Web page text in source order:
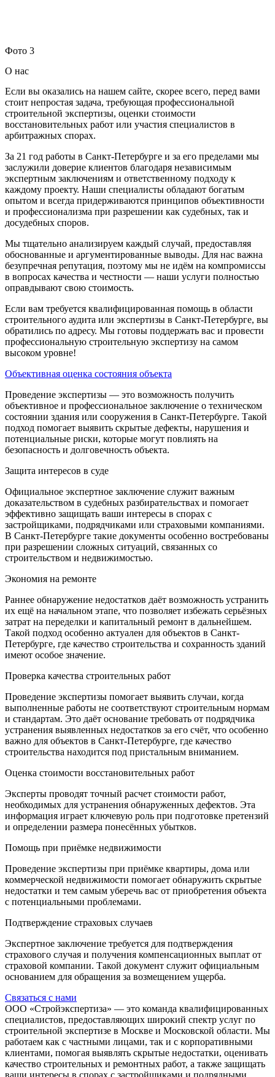
Фото 3
О нас
Если вы оказались на нашем сайте, скорее всего, перед вами
стоит непростая задача, требующая профессиональной
строительной экспертизы, оценки стоимости
восстановительных работ или участия специалистов в
арбитражных спорах.
За 21 год работы в Санкт-Петербурге и за его пределами мы
заслужили доверие клиентов благодаря независимым
экспертным заключениям и ответственному подходу к
каждому проекту. Наши специалисты обладают богатым
опытом и всегда придерживаются принципов объективности
и профессионализма при разрешении как судебных, так и
досудебных споров.
Мы тщательно анализируем каждый случай, предоставляя
обоснованные и аргументированные выводы. Для нас важна
безупречная репутация, поэтому мы не идём на компромиссы
в вопросах качества и честности — наши услуги полностью
оправдывают свою стоимость.
Если вам требуется квалифицированная помощь в области
строительного аудита или экспертизы в Санкт-Петербурге, вы
обратились по адресу. Мы готовы поддержать вас и провести
профессиональную строительную экспертизу на самом
высоком уровне!
Объективная оценка состояния объекта
Проведение экспертизы — это возможность получить
объективное и профессиональное заключение о техническом
состоянии здания или сооружения в Санкт-Петербурге. Такой
подход помогает выявить скрытые дефекты, нарушения и
потенциальные риски, которые могут повлиять на
безопасность и долговечность объекта.
Защита интересов в суде
Официальное экспертное заключение служит важным
доказательством в судебных разбирательствах и помогает
эффективно защищать ваши интересы в спорах с
застройщиками, подрядчиками или страховыми компаниями.
В Санкт-Петербурге такие документы особенно востребованы
при разрешении сложных ситуаций, связанных со
строительством и недвижимостью.
Экономия на ремонте
Раннее обнаружение недостатков даёт возможность устранить
их ещё на начальном этапе, что позволяет избежать серьёзных
затрат на переделки и капитальный ремонт в дальнейшем.
Такой подход особенно актуален для объектов в Санкт-
Петербурге, где качество строительства и сохранность зданий
имеют особое значение.
Проверка качества строительных работ
Проведение экспертизы помогает выявить случаи, когда
выполненные работы не соответствуют строительным нормам
и стандартам. Это даёт основание требовать от подрядчика
устранения выявленных недостатков за его счёт, что особенно
важно для объектов в Санкт-Петербурге, где качество
строительства находится под пристальным вниманием.
Оценка стоимости восстановительных работ
Эксперты проводят точный расчет стоимости работ,
необходимых для устранения обнаруженных дефектов. Эта
информация играет ключевую роль при подготовке претензий
и определении размера понесённых убытков.
Помощь при приёмке недвижимости
Проведение экспертизы при приёмке квартиры, дома или
коммерческой недвижимости помогает обнаружить скрытые
недостатки и тем самым уберечь вас от приобретения объекта
с потенциальными проблемами.
Подтверждение страховых случаев
Экспертное заключение требуется для подтверждения
страхового случая и получения компенсационных выплат от
страховой компании. Такой документ служит официальным
основанием для обращения за возмещением ущерба.
Связаться с нами
ООО «Стройэкспертиза» — это команда квалифицированных
специалистов, предоставляющих широкий спектр услуг по
строительной экспертизе в Москве и Московской области. Мы
работаем как с частными лицами, так и с корпоративными
клиентами, помогая выявлять скрытые недостатки, оценивать
качество строительных и ремонтных работ, а также защищать
ваши интересы в спорах с застройщиками и подрядными